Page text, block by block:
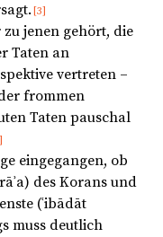
[3]
jenen gehört, die
Taten an
vertreten –
frommen
Taten pauschal
eingegangen, ob
des Korans und
(ʿibādāt
muss deutlich